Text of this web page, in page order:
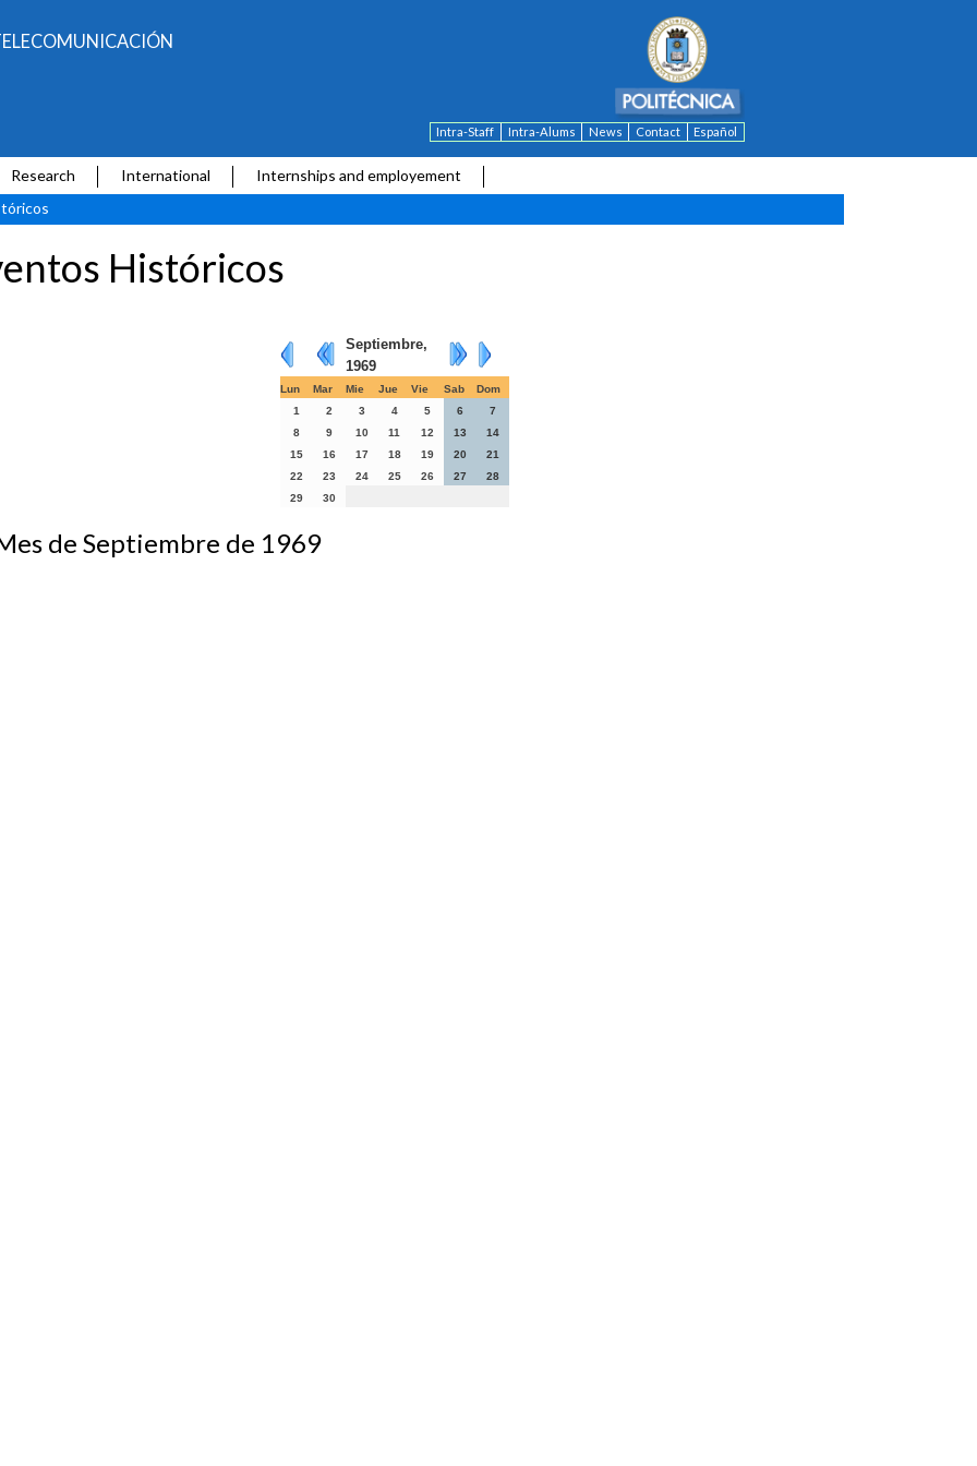
Intra-Staff Intra-Alums News Contact Español
Research International
Internships and employement
Históricos
Septiembre,
1969
Lun Mar Mie Jue Vie Sab
Dom
1
2 3 4 5 6
7
8
9 10 11 12 13
14
15
16 17 18 19 20
21
22
23 24 25 26 27
28
29
30
de Septiembre de 1969